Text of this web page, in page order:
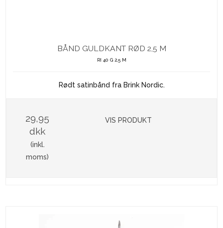
BÅND GULDKANT RØD 2,5 M
RI 40 G 2,5 M
Rødt satinbånd fra Brink Nordic.
29,95
dkk
(inkl.
moms)
VIS PRODUKT